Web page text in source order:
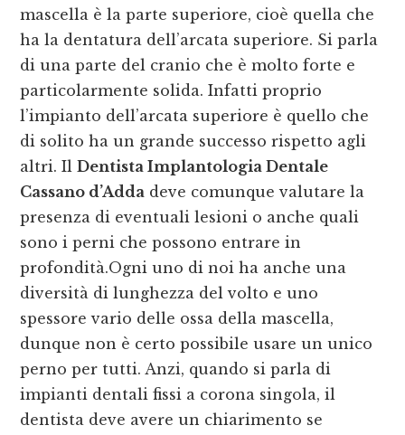
mascella è la parte superiore, cioè quella che
ha la dentatura dell’arcata superiore. Si parla
di una parte del cranio che è molto forte e
particolarmente solida. Infatti proprio
l’impianto dell’arcata superiore è quello che
di solito ha un grande successo rispetto agli
altri. IlDentista Implantologia Dentale
Cassano d’Adda deve comunque valutare la
presenza di eventuali lesioni o anche quali
sono i perni che possono entrare in
profondità.Ogni uno di noi ha anche una
diversità di lunghezza del volto e uno
spessore vario delle ossa della mascella,
dunque non è certo possibile usare un unico
perno per tutti. Anzi, quando si parla di
impianti dentali fissi a corona singola, il
dentista deve avere un chiarimento se